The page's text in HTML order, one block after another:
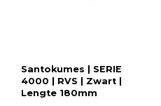
Santokumes | SERIE
4000 | RVS | Zwart |
Lengte 180mm